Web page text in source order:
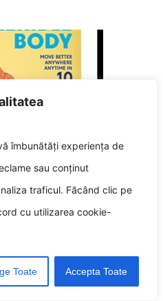
îmbunătăți experiența de
sau conținut
traficul. Făcând clic pe
cu utilizarea cookie-
Toate Accepta Toate
Deblochează
tău cu